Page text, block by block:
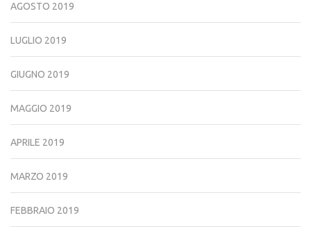
AGOSTO 2019
LUGLIO 2019
GIUGNO 2019
MAGGIO 2019
APRILE 2019
MARZO 2019
FEBBRAIO 2019